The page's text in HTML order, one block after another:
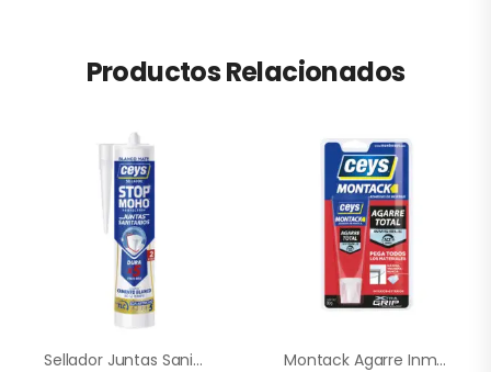
Productos Relacionados
Sellador Juntas Sanitarios Montack Agarre Inmediato